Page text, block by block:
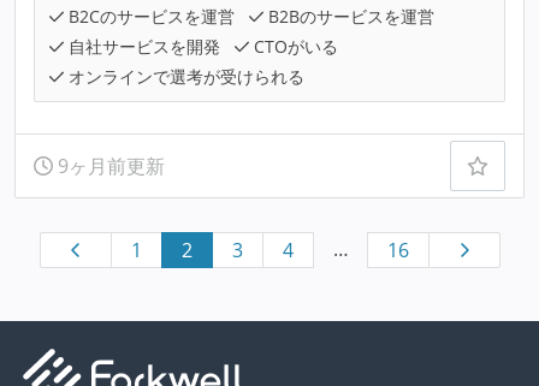
B2Cのサービスを運営
B2Bのサービスを運営
自社サービスを開発
CTOがいる
オンラインで選考が受けられる
9ヶ月前更新
1 2 3 4 … 16